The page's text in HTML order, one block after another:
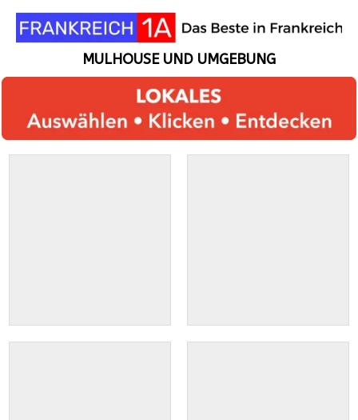
MULHOUSE UND UMGEBUNG